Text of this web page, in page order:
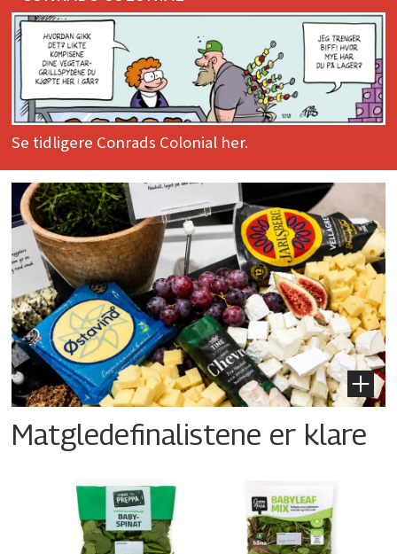
Se tidligere Conrads Colonial her.
Matgledefinalistene er klare